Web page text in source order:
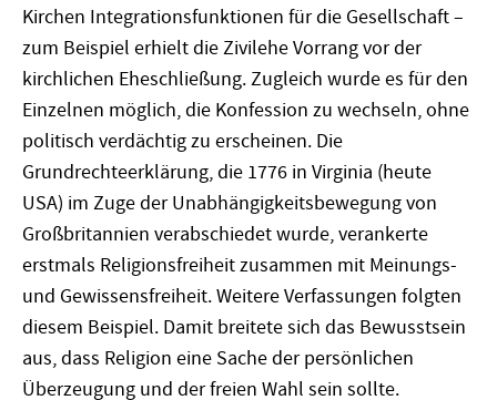
Kirchen Integrationsfunktionen für die Gesellschaft –
zum Beispiel erhielt die Zivilehe Vorrang vor der
kirchlichen Eheschließung. Zugleich wurde es für den
Einzelnen möglich, die Konfession zu wechseln, ohne
politisch verdächtig zu erscheinen. Die
Grundrechteerklärung, die 1776 in Virginia (heute
USA) im Zuge der Unabhängigkeitsbewegung von
Großbritannien verabschiedet wurde, verankerte
erstmals Religionsfreiheit zusammen mit Meinungs-
und Gewissensfreiheit. Weitere Verfassungen folgten
diesem Beispiel. Damit breitete sich das Bewusstsein
aus, dass Religion eine Sache der persönlichen
Überzeugung und der freien Wahl sein sollte.